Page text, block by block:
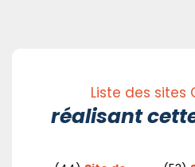
Liste des sites
réalisant